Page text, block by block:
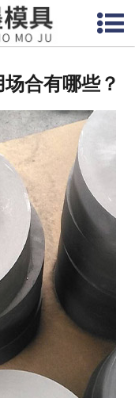
网站首页
新闻中心
视频中心
联系我们
合有哪些？